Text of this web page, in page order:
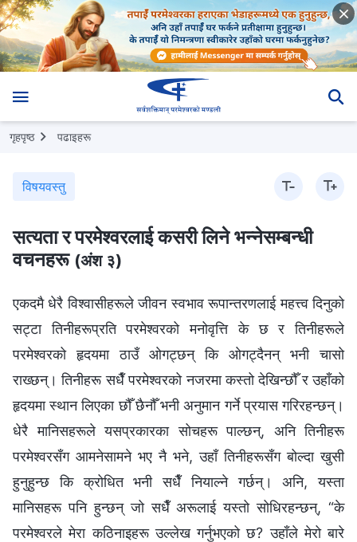
गृहपृष्ठ पढाइहरू
विषयवस्तु
सत्यता र परमेश्‍वरलाई कसरी लिने भन्‍नेसम्बन्धी
वचनहरू (अंश ३)
एकदमै धेरै विश्‍वासीहरूले जीवन स्वभाव रूपान्तरणलाई महत्त्व दिनुको
सट्टा तिनीहरूप्रति परमेश्‍वरको मनोवृत्ति के छ र तिनीहरूले
परमेश्‍वरको हृदयमा ठाउँ ओगट्छन् कि ओगट्दैनन् भनी चासो
राख्छन्। तिनीहरू सधैँ परमेश्‍वरको नजरमा कस्तो देखिन्छौँ र उहाँको
हृदयमा स्थान लिएका छौँ छैनौँ भनी अनुमान गर्ने प्रयास गरिरहन्छन्।
धेरै मानिसहरूले यसप्रकारका सोचहरू पाल्छन्, अनि तिनीहरू
परमेश्‍वरसँग आमनेसामने भए नै भने, उहाँ तिनीहरूसँग बोल्दा खुसी
हुनुहुन्छ कि क्रोधित भनी सधैँ नियाल्ने गर्छन्। अनि, यस्ता
मानिसहरू पनि हुन्छन् जो सधैँ अरूलाई यस्तो सोधिरहन्छन्, “के
परमेश्‍वरले मेरा कठिनाइहरू उल्लेख गर्नुभएको छ? उहाँले मेरो बारे